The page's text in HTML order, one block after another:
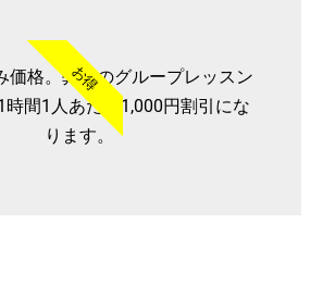
お得
価格。弊社のグループレッスン
時間1人あたり1,000円割引にな
ります。